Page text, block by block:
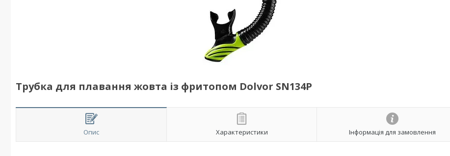
Трубка для плавання жовта із фритопом Dolvor SN134Р
Опис Характеристики Інформація для замовлення